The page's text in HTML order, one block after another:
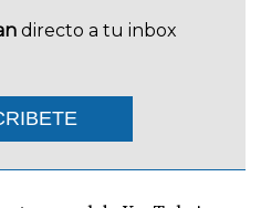
directo a tu inbox